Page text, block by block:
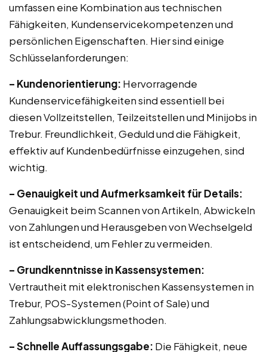
umfassen eine Kombination aus technischen
Fähigkeiten, Kundenservicekompetenzen und
persönlichen Eigenschaften. Hier sind einige
Schlüsselanforderungen:
– Kundenorientierung: Hervorragende
Kundenservicefähigkeiten sind essentiell bei
diesen Vollzeitstellen, Teilzeitstellen und Minijobs in
Trebur. Freundlichkeit, Geduld und die Fähigkeit,
effektiv auf Kundenbedürfnisse einzugehen, sind
wichtig.
– Genauigkeit und Aufmerksamkeit für Details:
Genauigkeit beim Scannen von Artikeln, Abwickeln
von Zahlungen und Herausgeben von Wechselgeld
ist entscheidend, um Fehler zu vermeiden.
– Grundkenntnisse in Kassensystemen:
Vertrautheit mit elektronischen Kassensystemen in
Trebur, POS-Systemen (Point of Sale) und
Zahlungsabwicklungsmethoden.
– Schnelle Auffassungsgabe: Die Fähigkeit, neue